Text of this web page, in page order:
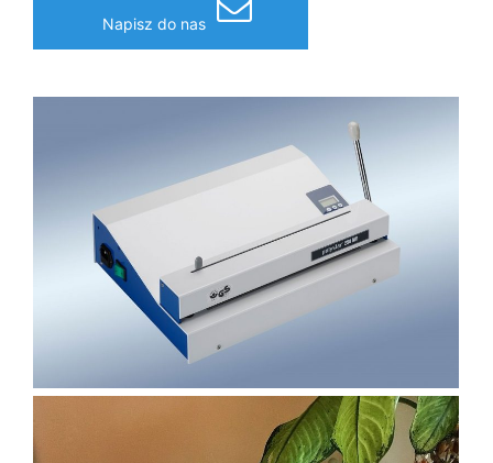
Napisz do nas